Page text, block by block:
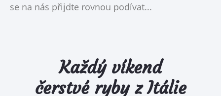
se na nás přijdte rovnou podívat...
Každý víkend
čerstvé ryby z Itálie